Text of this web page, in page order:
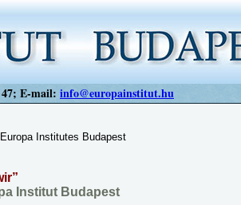
47; E-mail: info@europainstitut.hu
Institutes Budapest
Institut Budapest